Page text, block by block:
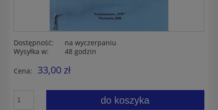
Dostępność:
na wyczerpaniu
Wysyłka w:
48 godzin
Cena: 33,00 zł
do koszyka